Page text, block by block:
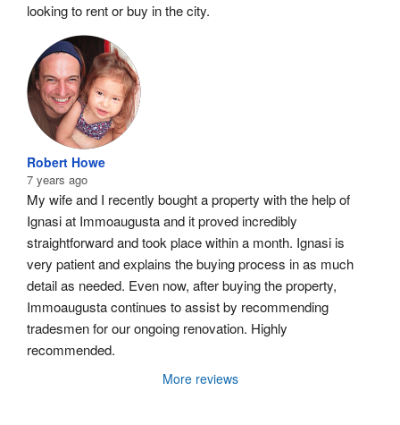
looking to rent or buy in the city.
Robert Howe
7 years ago
My wife and I recently bought a property with the help of
Ignasi at Immoaugusta and it proved incredibly
straightforward and took place within a month. Ignasi is
very patient and explains the buying process in as much
detail as needed. Even now, after buying the property,
Immoaugusta continues to assist by recommending
tradesmen for our ongoing renovation. Highly
recommended.
More reviews